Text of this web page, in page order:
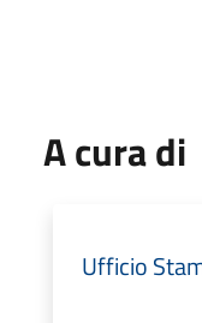
A cura di
Ufficio